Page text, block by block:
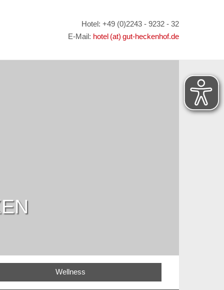
Hotel: +49 (0)2243 - 9232 - 32
E-Mail: hotel (at) gut-heckenhof.de
Wellness